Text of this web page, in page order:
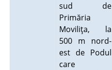
sud de
Primăria
Moviliţa, la
500 m nord-
est de Podul
care